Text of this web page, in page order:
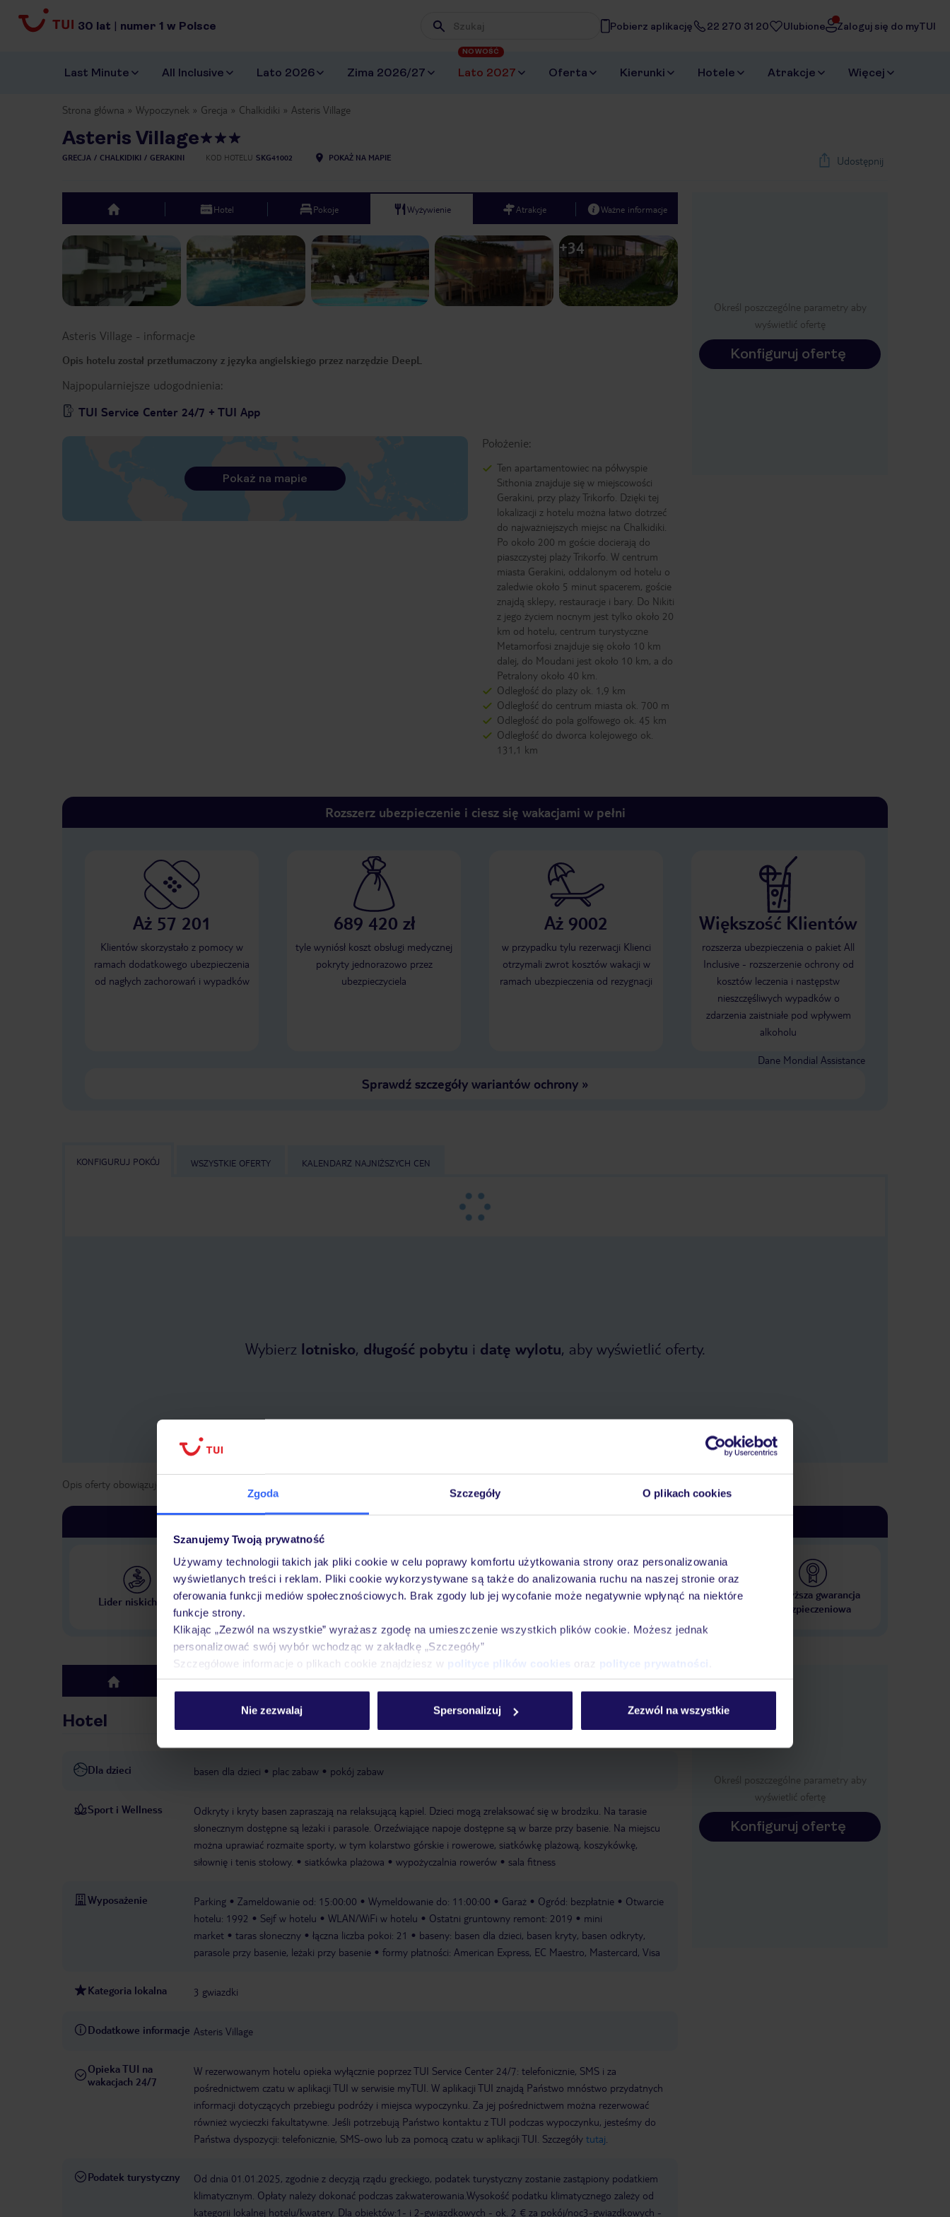
Zgoda Szczegóły O plikach cookies
Szanujemy Twoją prywatność
Używamy technologii takich jak pliki cookie w celu poprawy komfortu użytkowania strony oraz personalizowania
wyświetlanych treści i reklam. Pliki cookie wykorzystywane są także do analizowania ruchu na naszej stronie oraz
oferowania funkcji mediów społecznościowych. Brak zgody lub jej wycofanie może negatywnie wpłynąć na niektóre
funkcje strony.
Klikając „Zezwól na wszystkie” wyrażasz zgodę na umieszczenie wszystkich plików cookie. Możesz jednak
personalizować swój wybór wchodząc w zakładkę „Szczegóły”
Szczegółowe informacje o plikach cookie znajdziesz w polityce plików cookies oraz polityce prywatności
Nie zezwalaj Spersonalizuj Zezwól na wszystkie
30 lat | numer 1 w Polsce Wpisz frazę, której szukasz
Pobierz aplikację 22 270 31 20 Ulubione Zaloguj się do myTUI
Last Minute All Inclusive Lato 2026 Zima 2026/27 Lato 2027
NOWOŚĆ
Oferta Kierunki Hotele Atrakcje Więcej
Strona główna Wypoczynek Grecja Chalkidiki Asteris Village
Asteris Village
GRECJA CHALKIDIKI GERAKINI KOD HOTELU SKG41002 POKAŻ NA MAPIE Udostępnij
Określ poszczególne parametry aby
wyświetlić ofertę
Konfiguruj ofertę
top Hotel Pokoje Wyżywienie Atrakcje Ważne informacje
Previous slide Next slide
1 /40
+34
Asteris Village - informacje
Opis hotelu został przetłumaczony z języka angielskiego przez narzędzie DeepL
Najpopularniejsze udogodnienia:
TUI Service Center 24/7 + TUI App
Położenie:
Ten apartamentowiec na półwyspie
Sithonia znajduje się w miejscowości
Gerakini, przy plaży Trikorfo. Dzięki tej
lokalizacji z hotelu można łatwo dotrzeć
do najważniejszych miejsc na Chalkidiki.
Po około 200 m goście docierają do
piaszczystej plaży Trikorfo. W centrum
miasta Gerakini, oddalonym od hotelu o
zaledwie około 5 minut spacerem, goście
znajdą sklepy, restauracje i bary. Do Nikiti
z jego życiem nocnym jest tylko około 20
km od hotelu, centrum turystyczne
Metamorfosi znajduje się około 10 km
dalej, do Moudani jest około 10 km, a do
Petralony około 40 km.
Odległość do plaży ok. 1,9 km
Odległość do centrum miasta ok. 700 m
Odległość do pola golfowego ok. 45 km
Odległość do dworca kolejowego ok.
131,1 km
Pokaż na mapie
Rozszerz ubezpieczenie i ciesz się wakacjami w pełni
Aż 57 201
Klientów skorzystało z pomocy w
ramach dodatkowego ubezpieczenia
od nagłych zachorowań i wypadków
689 420 zł
tyle wyniósł koszt obsługi medycznej
pokryty jednorazowo przez
ubezpieczyciela
Aż 9002
w przypadku tylu rezerwacji Klienci
otrzymali zwrot kosztów wakacji w
ramach ubezpieczenia od rezygnacji
Większość Klientów
rozszerza ubezpieczenia o pakiet All
Inclusive - rozszerzenie ochrony od
kosztów leczenia i następstw
nieszczęśliwych wypadków o
zdarzenia zaistniałe pod wpływem
alkoholu
Dane Mondial Assistance
Sprawdź szczegóły wariantów ochrony»
KONFIGURUJ POKÓJ WSZYSTKIE OFERTY KALENDARZ NAJNIŻSZYCH CEN
Wybierz lotnisko, długość pobytu i datę wylotu, aby wyświetlić oferty.
Opis oferty obowiązuje dla wyjazdów w terminie
Lider niskich cen
Największe biuro podróży
30 lat w Polsce
Tylko u nas opieka na
10 000 hoteli w ponad 50
Najwyższa gwarancja
ubezpieczeniowa
top Hotel Pokoje Wyżywienie Atrakcje Ważne informacje
Hotel
Dla dzieci basen dla dzieci plac zabaw pokój zabaw
Sport i Wellness
Odkryty i kryty basen zapraszają na relaksującą kąpiel. Dzieci mogą zrelaksować się w brodziku. Na tarasie
słonecznym dostępne są leżaki i parasole. Orzeźwiające napoje dostępne są w barze przy basenie. Na miejscu
można uprawiać rozmaite sporty, w tym kolarstwo górskie i rowerowe, siatkówkę plażową, koszykówkę,
siłownię i tenis stołowy.
siatkówka plażowa wypożyczalnia rowerów sala fitness
Wyposażenie Parking Zameldowanie od: 15:00:00 Wymeldowanie do: 11:00:00 Garaż Ogród: bezpłatnie
Otwarcie
hotelu: 1992
Sejf w hotelu WLAN/WiFi w hotelu Ostatni gruntowny remont: 2019
mini
market
taras słoneczny łączna liczba pokoi: 21
baseny: basen dla dzieci, basen kryty, basen odkryty,
parasole przy basenie, leżaki przy basenie
formy płatności: American Express, EC Maestro, Mastercard, Visa
Kategoria lokalna 3 gwiazdki
Dodatkowe informacje Asteris Village
Opieka TUI na
wakacjach 24/7
W rezerwowanym hotelu opieka wyłącznie poprzez TUI Service Center 24/7: telefonicznie, SMS i za
pośrednictwem czatu w aplikacji TUI w serwisie myTUI. W aplikacji TUI znajdą Państwo mnóstwo przydatnych
informacji dotyczących przebiegu podróży i miejsca wypoczynku. Za jej pośrednictwem można rezerwować
również wycieczki fakultatywne. Jeśli potrzebują Państwo kontaktu z TUI podczas wypoczynku, jesteśmy do
Państwa dyspozycji: telefonicznie, SMS-owo lub za pomocą czatu w aplikacji TUI. Szczegóły tutaj
Podatek turystyczny
Od dnia 01.01.2025, zgodnie z decyzją rządu greckiego, podatek turystyczny zostanie zastąpiony podatkiem
klimatycznym. Opłaty należy dokonać podczas zakwaterowania.Wysokość podatku klimatycznego zależy od
kategorii lokalnej hotelu/kwatery. Dla obiektów:1- i 2-gwiazdkowych - ok. 2 € za pokój/noc3-gwiazdkowych -
Określ poszczególne parametry aby
wyświetlić ofertę
Konfiguruj ofertę